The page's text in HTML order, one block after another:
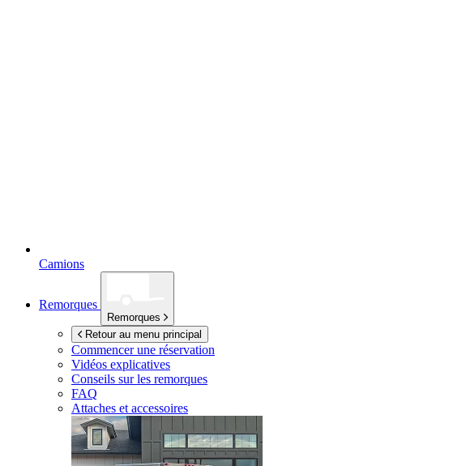
Camions
Remorques
Remorques
Retour au menu principal
Commencer une réservation
Vidéos explicatives
Conseils sur les remorques
FAQ
Attaches et accessoires